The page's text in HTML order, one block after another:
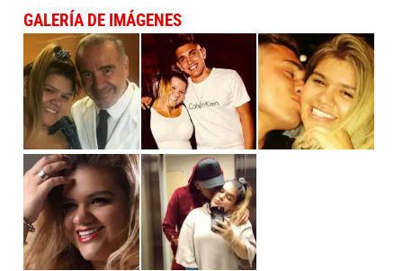
GALERÍA DE IMÁGENES